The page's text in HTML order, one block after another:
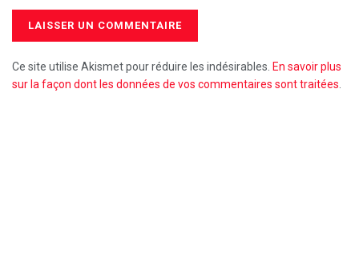
Ce site utilise Akismet pour réduire les indésirables. En savoir plus
sur la façon dont les données de vos commentaires sont traitées.